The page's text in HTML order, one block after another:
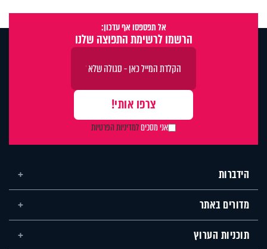
אל תפספסו אף עדכון:
הרשמו לרשימת התפוצה שלנו
אני מסכיםלמדיניות הפרטיות
הידברות
מדורים באתר
תוכניות הערוץ